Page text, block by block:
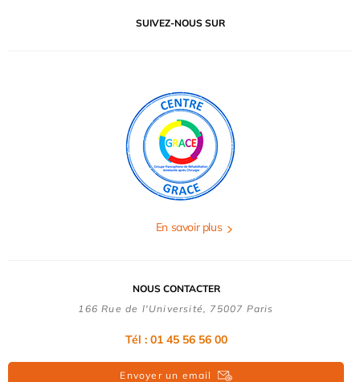
SUIVEZ-NOUS SUR
En savoir plus
NOUS CONTACTER
166 Rue de l'Université, 75007 Paris
Tél : 01 45 56 56 00
Envoyer un email